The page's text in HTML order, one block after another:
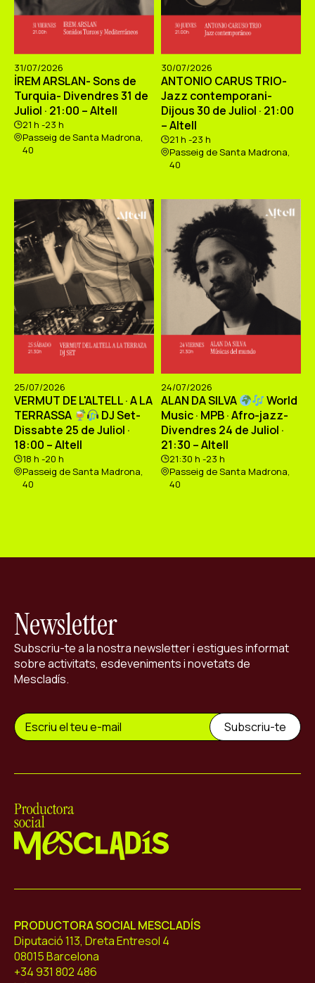
31/07/2026
İREM ARSLAN- Sons de
Turquia- Divendres 31 de
Juliol · 21:00 – Altell
21 h -23 h
Passeig de Santa Madrona,
40
30/07/2026
ANTONIO CARUS TRIO-
Jazz contemporani-
Dijous 30 de Juliol · 21:00
– Altell
21 h -23 h
Passeig de Santa Madrona,
40
25/07/2026
VERMUT DE L'ALTELL · A LA
TERRASSA
DJ Set-
Dissabte 25 de Juliol ·
18:00 – Altell
18 h -20 h
Passeig de Santa Madrona,
40
24/07/2026
ALAN DA SILVA
World
Music · MPB · Afro-jazz-
Divendres 24 de Juliol ·
21:30 – Altell
21:30 h -23 h
Passeig de Santa Madrona,
40
Newsletter
Subscriu-te a la nostra newsletter i estigues informat
sobre activitats, esdeveniments i novetats de
Mescladís.
PRODUCTORA SOCIAL MESCLADÍS
Diputació 113, Dreta Entresol 4
08015 Barcelona
+34 931 802 486